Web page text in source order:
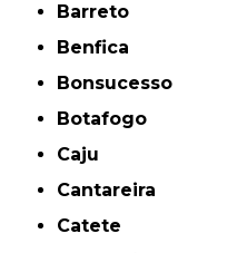
Barreto
Benfica
Bonsucesso
Botafogo
Caju
Cantareira
Catete